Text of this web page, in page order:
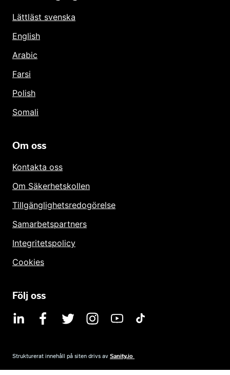
Lättläst svenska
English
Arabic
Farsi
Polish
Somali
Om oss
Kontakta oss
Om Säkerhetskollen
Tillgänglighetsredogörelse
Samarbetspartners
Integritetspolicy
Cookies
Följ oss
Strukturerat innehåll på siten drivs av​ Sanity.io